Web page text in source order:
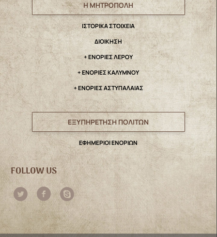
Η ΜΗΤΡΟΠΟΛΗ
IΣΤΟΡΙΚΑ ΣΤΟΙΧΕΙΑ
ΔΙΟΙΚΗΣΗ
+ ΕΝΟΡΙΕΣ ΛΕΡΟΥ
+ ΕΝΟΡΙΕΣ ΚΑΛΥΜΝΟΥ
+ ΕΝΟΡΙΕΣ ΑΣΤΥΠΑΛΑΙΑΣ
ΕΞΥΠΗΡΕΤΗΣΗ ΠΟΛΙΤΩΝ
ΕΦΗΜΕΡΙΟΙ ΕΝΟΡΙΩΝ
FOLLOW US